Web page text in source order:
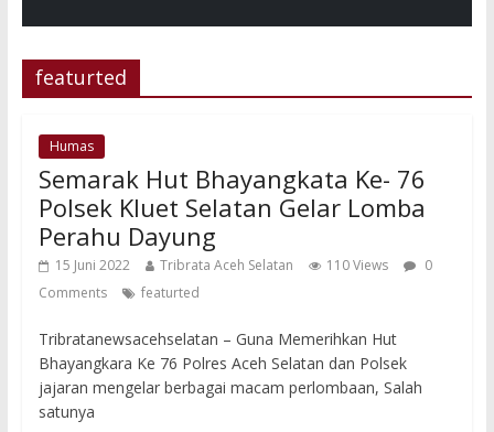
featurted
Humas
Semarak Hut Bhayangkata Ke- 76
Polsek Kluet Selatan Gelar Lomba
Perahu Dayung
15 Juni 2022 Tribrata Aceh Selatan 110 Views
0
Comments
featurted
Tribratanewsacehselatan – Guna Memerihkan Hut
Bhayangkara Ke 76 Polres Aceh Selatan dan Polsek
jajaran mengelar berbagai macam perlombaan, Salah
satunya